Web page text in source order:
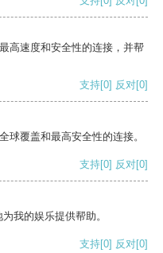
高速度和安全性的连接，并帮
支持[0] 反对[0]
球覆盖和最高安全性的连接。
支持[0] 反对[0]
我的娱乐提供帮助。
支持[0] 反对[0]